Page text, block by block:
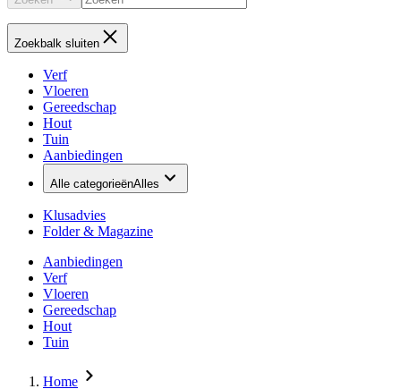
Zoekbalk sluiten
Verf
Vloeren
Gereedschap
Hout
Tuin
Aanbiedingen
Alle categorieënAlles
Klusadvies
Folder & Magazine
Aanbiedingen
Verf
Vloeren
Gereedschap
Hout
Tuin
Home